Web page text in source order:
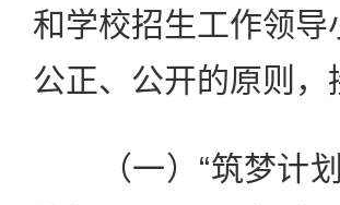
和学校招生工作领
公正、公开的原则
（一）“筑梦计划